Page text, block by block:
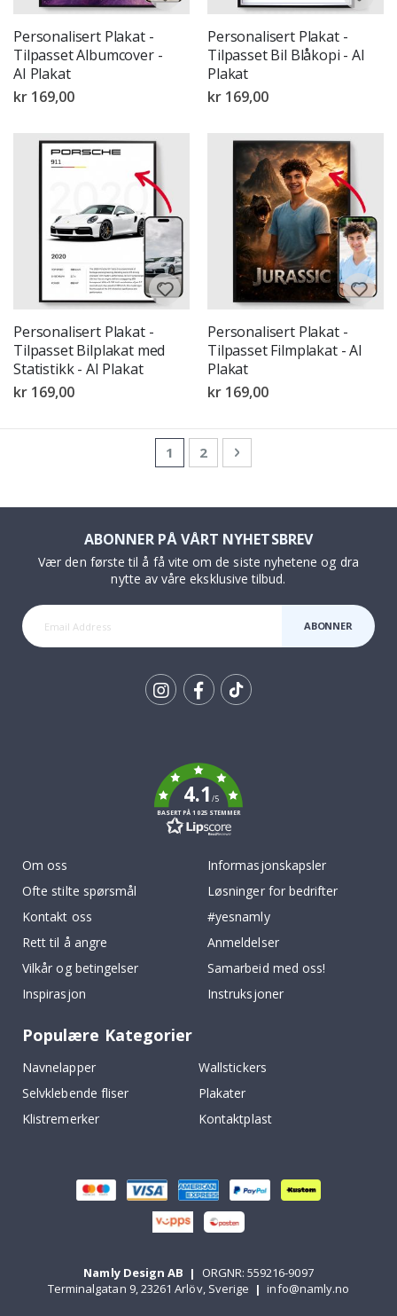
Personalisert Plakat -
Tilpasset Albumcover -
AI Plakat
kr 169,00
Personalisert Plakat -
Tilpasset Bil Blåkopi - AI
Plakat
kr 169,00
Personalisert Plakat -
Tilpasset Bilplakat med
Statistikk - AI Plakat
kr 169,00
Personalisert Plakat -
Tilpasset Filmplakat - AI
Plakat
kr 169,00
SideYou're currently reading page
1 Side
2 Side
Neste
ABONNER PÅ VÅRT NYHETSBREV
Vær den første til å få vite om de siste nyhetene og dra
nytte av våre eksklusive tilbud.
ABONNER
4.1/5
BASERT PÅ 1025 STEMMER
Om oss
Ofte stilte spørsmål
Kontakt oss
Rett til å angre
Vilkår og betingelser
Inspirasjon
Informasjonskapsler
Løsninger for bedrifter
#yesnamly
Anmeldelser
Samarbeid med oss!
Instruksjoner
Populære Kategorier
Navnelapper
Wallstickers
Selvklebende fliser
Plakater
Klistremerker
Kontaktplast
Namly Design AB |
ORGNR: 559216-9097
Terminalgatan 9, 23261 Arlöv, Sverige | info@namly.no